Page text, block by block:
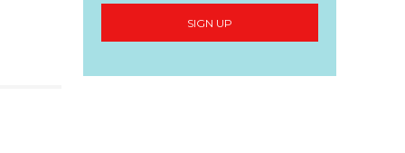
SIGN UP